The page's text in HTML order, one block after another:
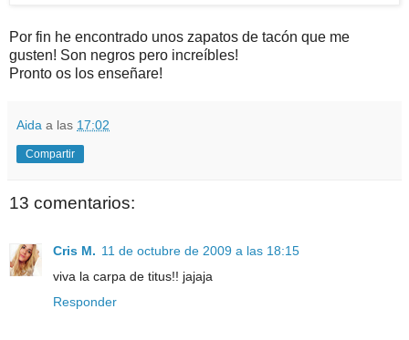
Por fin he encontrado unos zapatos de tacón que me
gusten! Son negros pero increíbles!
Pronto os los enseñare!
Aida a las 17:02
Compartir
13 comentarios:
Cris M. 11 de octubre de 2009 a las 18:15
viva la carpa de titus!! jajaja
Responder